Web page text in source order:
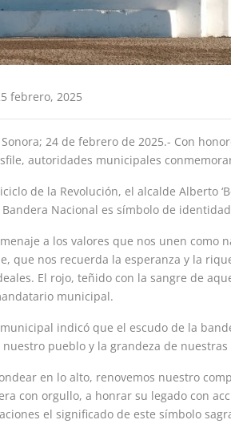
febrero, 2025
24 de febrero de 2025.- Con
autoridades municipales
de la Revolución, el alcalde Alberto
Nacional es símbolo de
a los valores que nos unen
que nos recuerda la esperanza y la
El rojo, teñido con la sangre de
municipal.
indicó que el escudo de la
pueblo y la grandeza de nuestras
en lo alto, renovemos nuestro
con orgullo, a honrar su legado con
el significado de este símbolo